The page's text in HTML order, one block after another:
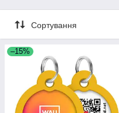
Сортування
–15%